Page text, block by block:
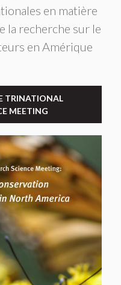
en matière
la recherche sur le
en Amérique
TRINATIONAL
MEETING